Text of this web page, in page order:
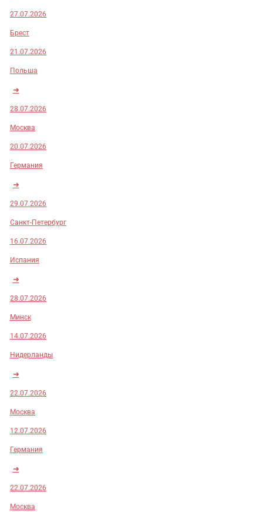
27.07.2026
Брест
21.07.2026
Польша
➜
28.07.2026
Москва
20.07.2026
Германия
➜
29.07.2026
Санкт-Петербург
16.07.2026
Испания
➜
28.07.2026
Минск
14.07.2026
Нидерланды
➜
22.07.2026
Москва
12.07.2026
Германия
➜
22.07.2026
Москва